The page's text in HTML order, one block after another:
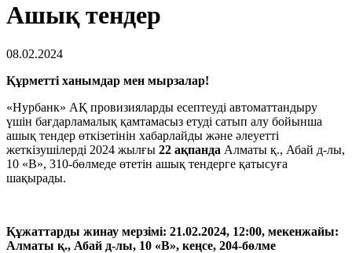
Ашық тендер
08.02.2024
Құрметті ханымдар мен мырзалар!
«Нурбанк» АҚ провизияларды есептеуді автоматтандыру
үшін бағдарламалық қамтамасыз етуді сатып алу бойынша
ашық тендер өткізетінін хабарлайды және әлеуетті
жеткізушілерді 2024 жылғы 22 ақпанда Алматы қ., Абай д-лы,
10 «В», 310-бөлмеде өтетін ашық тендерге қатысуға
шақырады.
Құжаттарды жинау мерзімі: 21.02.2024, 12:00, мекенжайы:
Алматы қ., Абай д-лы, 10 «В», кеңсе, 204-бөлме